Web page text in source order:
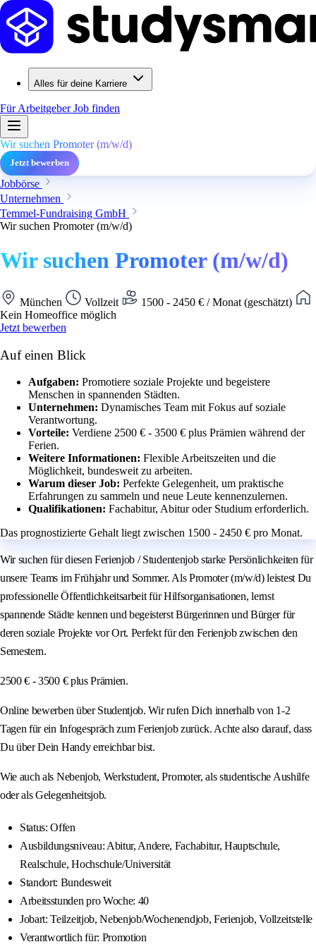
Alles für deine Karriere
Für ArbeitgeberJob finden
Wir suchen Promoter (m/w/d)
Jetzt bewerben
Jobbörse
Unternehmen
Temmel-Fundraising GmbH
Wir suchen Promoter (m/w/d)
Wir suchen Promoter (m/w/d)
München Vollzeit
1500 - 2450 € / Monat (geschätzt)
Kein Homeoffice möglich
Jetzt bewerben
Auf einen Blick
Aufgaben: Promotiere soziale Projekte und begeistere
Menschen in spannenden Städten.
Unternehmen: Dynamisches Team mit Fokus auf soziale
Verantwortung.
Vorteile: Verdiene 2500 € - 3500 € plus Prämien während der
Ferien.
Weitere Informationen: Flexible Arbeitszeiten und die
Möglichkeit, bundesweit zu arbeiten.
Warum dieser Job: Perfekte Gelegenheit, um praktische
Erfahrungen zu sammeln und neue Leute kennenzulernen.
Qualifikationen: Fachabitur, Abitur oder Studium erforderlich.
Das prognostizierte Gehalt liegt zwischen 1500 - 2450 € pro Monat.
Wir suchen für diesen Ferienjob / Studentenjob starke Persönlichkeiten für
unsere Teams im Frühjahr und Sommer. Als Promoter (m/w/d) leistest Du
professionelle Öffentlichkeitsarbeit für Hilfsorganisationen, lernst
spannende Städte kennen und begeisterst Bürgerinnen und Bürger für
deren soziale Projekte vor Ort. Perfekt für den Ferienjob zwischen den
Semestern.
2500 € - 3500 € plus Prämien.
Online bewerben über Studentjob. Wir rufen Dich innerhalb von 1-2
Tagen für ein Infogespräch zum Ferienjob zurück. Achte also darauf, dass
Du über Dein Handy erreichbar bist.
Wie auch als Nebenjob, Werkstudent, Promoter, als studentische Aushilfe
oder als Gelegenheitsjob.
Status: Offen
Ausbildungsniveau: Abitur, Andere, Fachabitur, Hauptschule,
Realschule, Hochschule/Universität
Standort: Bundesweit
Arbeitsstunden pro Woche: 40
Jobart: Teilzeitjob, Nebenjob/Wochenendjob, Ferienjob, Vollzeitstelle
Verantwortlich für: Promotion